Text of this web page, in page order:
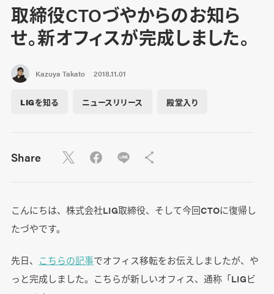
取締役CTOづやからのお知ら
せ。新オフィスが完成しました。
Kazuya Takato 2018.11.01
LIGを知る ニュースリリース 殿堂入り
Share
こんにちは、株式会社LIG取締役、そして今回CTOに復帰し
たづやです。
先日、 こちらの記事でオフィス移転をお伝えしましたが、や
っと完成しました。こちらが新しいオフィス、通称「LIGビ